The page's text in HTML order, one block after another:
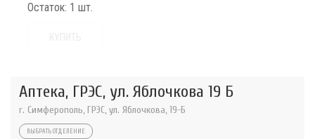
Остаток: 1 шт.
Аптека, ГРЭС, ул. Яблочкова 19 Б
г. Симферополь, ГРЭС, ул. Яблочкова, 19-Б
ВЫБРАТЬ ОТДЕЛЕНИЕ